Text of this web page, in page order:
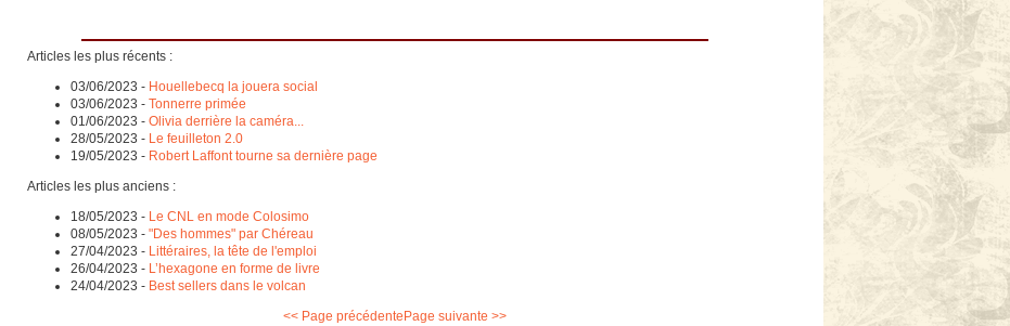
Articles les plus récents :
03/06/2023 - Houellebecq la jouera social
03/06/2023 - Tonnerre primée
01/06/2023 - Olivia derrière la caméra...
28/05/2023 - Le feuilleton 2.0
19/05/2023 - Robert Laffont tourne sa dernière page
Articles les plus anciens :
18/05/2023 - Le CNL en mode Colosimo
08/05/2023 - "Des hommes" par Chéreau
27/04/2023 - Littéraires, la tête de l'emploi
26/04/2023 - L’hexagone en forme de livre
24/04/2023 - Best sellers dans le volcan
<< Page précédente Page suivante >>